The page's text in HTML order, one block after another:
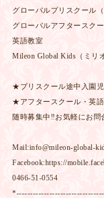
グローバルプリスクール
グローバルアフタースク
英語教室
Mileon Global Kids（ミリ
★プリスクール途中入園
★アフタースクール・英
随時募集中‼お気軽にお問
Mail:info@mileon-global-
Facebook:https://
0466-51-0554